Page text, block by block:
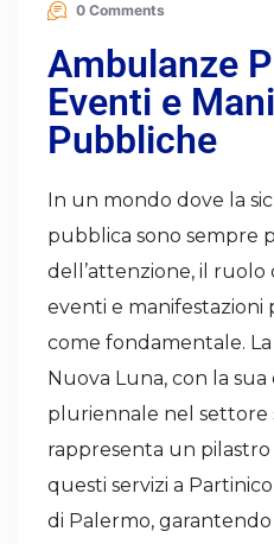
0 Comments
Ambulanze
Eventi e
Pubbliche
In un mondo dove la
pubblica sono sempre
dell’attenzione, il
eventi e
come fondamentale.
Nuova Luna, con la sua
pluriennale nel settore
rappresenta un
questi servizi a
di Palermo,